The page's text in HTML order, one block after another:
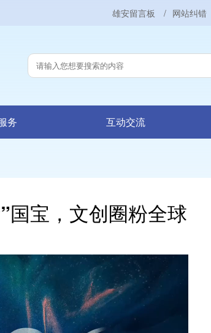
雄安留言板 / 网站纠错
务 互动交流
国宝，文创圈粉全球